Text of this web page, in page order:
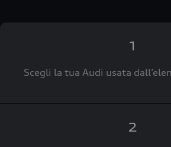
1
Scegli la tua Audi usata
2